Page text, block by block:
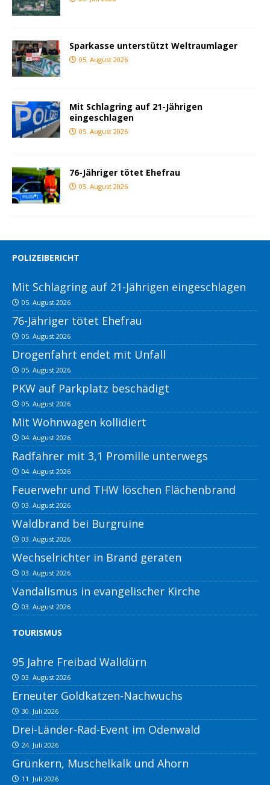
Sparkasse unterstützt Weltraumlager
05. August 2026
Mit Schlagring auf 21-Jährigen
eingeschlagen
05. August 2026
76-Jähriger tötet Ehefrau
05. August 2026
POLIZEIBERICHT
Mit Schlagring auf 21-Jährigen eingeschlagen
05. August 2026
76-Jähriger tötet Ehefrau
05. August 2026
Drogenfahrt endet mit Unfall
05. August 2026
PKW auf Parkplatz beschädigt
05. August 2026
Mit Wohnwagen kollidiert
04. August 2026
Radfahrer mit 3,1 Promille unterwegs
04. August 2026
Feuerwehr und THW löschen Flächenbrand
03. August 2026
Waldbrand bei Burgruine
03. August 2026
Wechselrichter in Brand geraten
03. August 2026
Vandalismus in evangelischer Kirche
03. August 2026
TOURISMUS
95 Jahre Freibad Walldürn
03. August 2026
Erneuter Goldkatzen-Nachwuchs
30. Juli 2026
Drei-Länder-Rad-Event im Odenwald
24. Juli 2026
Grünkern, Muschelkalk und Ahorn
11. Juli 2026